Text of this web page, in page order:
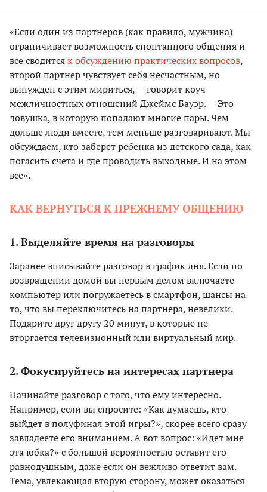
«Если один из партнеров (как правило, мужчина)
ограничивает возможность спонтанного общения и
все сводитсяк обсуждению практических вопросов,
второй партнер чувствует себя несчастным, но
вынужден с этим мириться, — говорит коуч
межличностных отношений Джеймс Бауэр. — Это
ловушка, в которую попадают многие пары. Чем
дольше люди вместе, тем меньше разговаривают. Мы
обсуждаем, кто заберет ребенка из детского сада, как
погасить счета и где проводить выходные. И на этом
все».
КАК ВЕРНУТЬСЯ К ПРЕЖНЕМУ ОБЩЕНИЮ
1. Выделяйте время на разговоры
Заранее вписывайте разговор в график дня. Если по
возвращении домой вы первым делом включаете
компьютер или погружаетесь в смартфон, шансы на
то, что вы переключитесь на партнера, невелики.
Подарите друг другу 20 минут, в которые не
вторгается телевизионный или виртуальный мир.
2. Фокусируйтесь на интересах партнера
Начинайте разговор с того, что ему интересно.
Например, если вы спросите: «Как думаешь, кто
выйдет в полуфинал этой игры?», скорее всего сразу
завладеете его вниманием. А вот вопрос: «Идет мне
эта юбка?» с большой вероятностью оставит его
равнодушным, даже если он вежливо ответит вам.
Тема, увлекающая вторую сторону, может оказаться